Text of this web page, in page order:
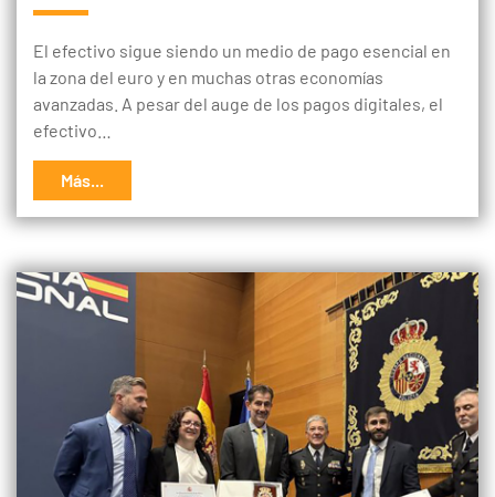
El efectivo sigue siendo un medio de pago esencial en
la zona del euro y en muchas otras economías
avanzadas. A pesar del auge de los pagos digitales, el
efectivo…
Más...